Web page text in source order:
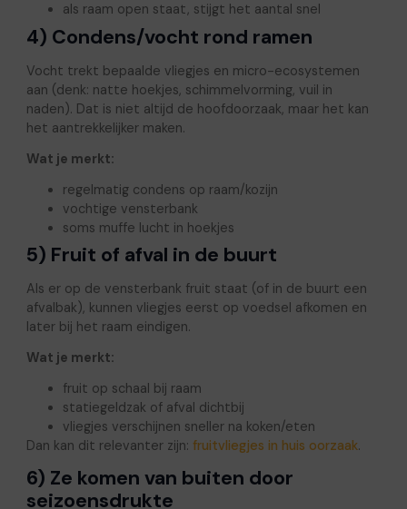
als raam open staat, stijgt het aantal snel
4) Condens/vocht rond ramen
Vocht trekt bepaalde vliegjes en micro-ecosystemen
aan (denk: natte hoekjes, schimmelvorming, vuil in
naden). Dat is niet altijd de hoofdoorzaak, maar het kan
het aantrekkelijker maken.
Wat je merkt:
regelmatig condens op raam/kozijn
vochtige vensterbank
soms muffe lucht in hoekjes
5) Fruit of afval in de buurt
Als er op de vensterbank fruit staat (of in de buurt een
afvalbak), kunnen vliegjes eerst op voedsel afkomen en
later bij het raam eindigen.
Wat je merkt:
fruit op schaal bij raam
statiegeldzak of afval dichtbij
vliegjes verschijnen sneller na koken/eten
Dan kan dit relevanter zijn: fruitvliegjes in huis oorzaak.
6) Ze komen van buiten door
seizoensdrukte